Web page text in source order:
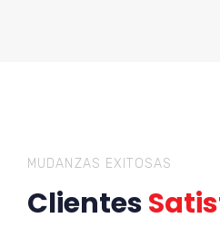
MUDANZAS EXITOSAS
Clientes